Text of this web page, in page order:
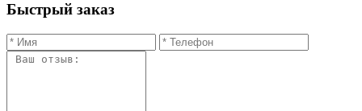
Быстрый заказ